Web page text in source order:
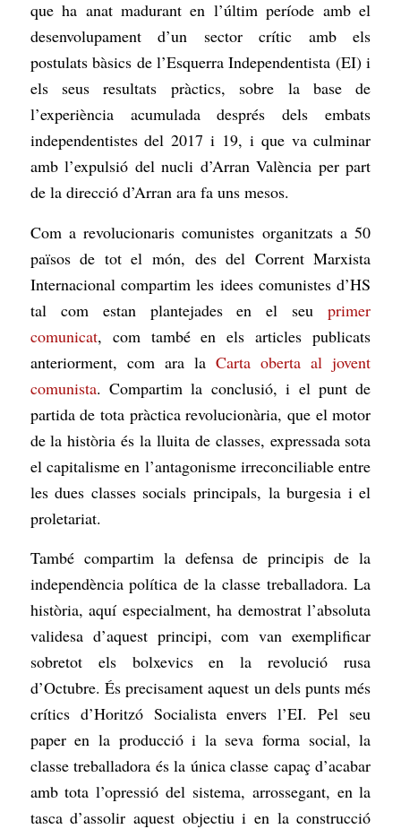
que ha anat madurant en l’últim període amb el
desenvolupament d’un sector crític amb els
postulats bàsics de l’Esquerra Independentista (EI) i
els seus resultats pràctics, sobre la base de
l’experiència acumulada després dels embats
independentistes del 2017 i 19, i que va culminar
amb l’expulsió del nucli d’Arran València per part
de la direcció d’Arran ara fa uns mesos.
Com a revolucionaris comunistes organitzats a 50
països de tot el món, des del Corrent Marxista
Internacional compartim les idees comunistes d’HS
tal com estan plantejades en el seuprimer
comunicat, com també en els articles publicats
anteriorment, com ara laCarta oberta al jovent
comunista. Compartim la conclusió, i el punt de
partida de tota pràctica revolucionària, que el motor
de la història és la lluita de classes, expressada sota
el capitalisme en l’antagonisme irreconciliable entre
les dues classes socials principals, la burgesia i el
proletariat.
També compartim la defensa de principis de la
independència política de la classe treballadora. La
història, aquí especialment, ha demostrat l’absoluta
validesa d’aquest principi, com van exemplificar
sobretot els bolxevics en la revolució rusa
d’Octubre. És precisament aquest un dels punts més
crítics d’Horitzó Socialista envers l’EI. Pel seu
paper en la producció i la seva forma social, la
classe treballadora és la única classe capaç d’acabar
amb tota l’opressió del sistema, arrossegant, en la
tasca d’assolir aquest objectiu i en la construcció